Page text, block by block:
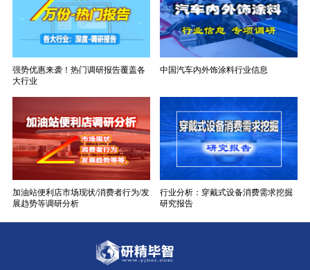
强势优惠来袭！热门调研报告覆盖各
大行业
中国汽车内外饰涂料行业信息
加油站便利店市场现状/消费者行为/发
展趋势等调研分析
行业分析：穿戴式设备消费需求挖掘
研究报告